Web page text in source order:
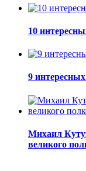
10
9
Михаил
великого